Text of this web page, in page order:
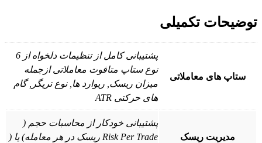
توضیحات تکمیلی
ستاپ های معاملاتی
پشتیبانی کامل از تنظیمات دلخواه از 6
نوع ستاپ متافوت معاملاتی ازجمله
میزان ریسک, ریوارد ها, نوع تریگر, گام
های حرکتی ATR
مدیریت ریسک
پشتیبانی خودکار از محاسبات حجم (
Risk Per Trade ریسک در هر معامله) یا (